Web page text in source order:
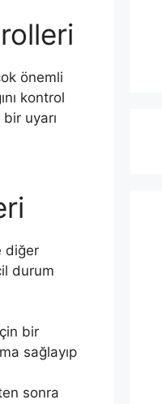
önemli
kontrol
uyarı
diğer
durum
bir
sağlayıp
sonra